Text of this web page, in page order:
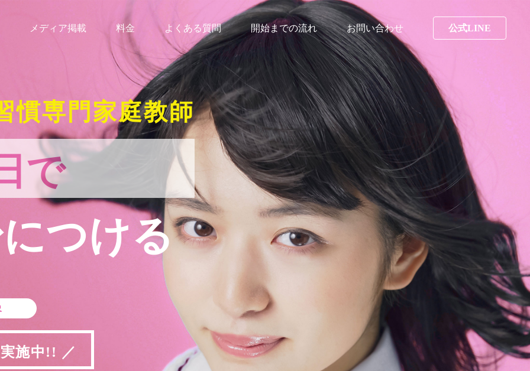
メディア掲載 料金 よくある質問 開始までの流れ お問い合わせ 公式LINE
慣専門家庭教師
で
つける
施中!! ／